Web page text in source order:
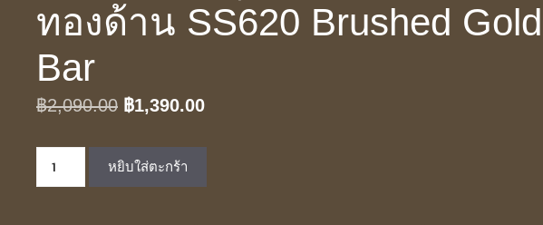
ทองด้าน SS620 Brushed
Bar
฿2,090.00 Original
was:
฿2,090.00.
฿1,390.00Current
฿1,390.00.
จำนวน
ราว
หยิบใส่ตะกร้า